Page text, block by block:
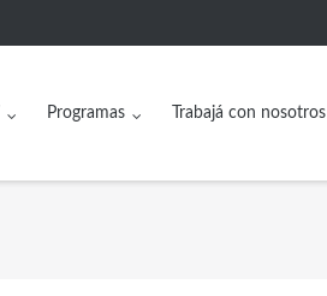
Programas Trabajá con nosotros